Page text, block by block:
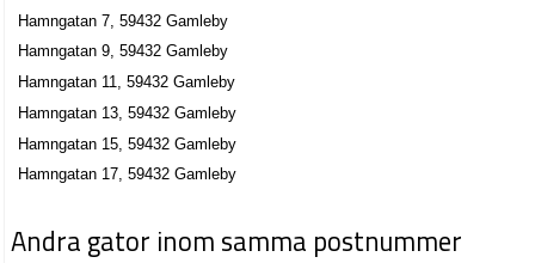
Hamngatan 7, 59432 Gamleby
Hamngatan 9, 59432 Gamleby
Hamngatan 11, 59432 Gamleby
Hamngatan 13, 59432 Gamleby
Hamngatan 15, 59432 Gamleby
Hamngatan 17, 59432 Gamleby
Andra gator inom samma postnummer